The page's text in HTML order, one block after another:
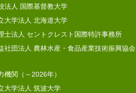
法人 国際基督教大学
大学法人 北海道大学
士法人 セントクレスト国際特許事務所
社団法人 農林水産・食品産業技術振興協会
機関（～2026年）
大学法人 筑波大学